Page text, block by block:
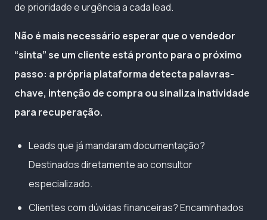
de prioridade e urgência a cada lead.
Não é mais necessário esperar que o vendedor
“sinta” se um cliente está pronto para o próximo
passo: a própria plataforma detecta palavras-
chave, intenção de compra ou sinaliza inatividade
para recuperação.
Leads que já mandaram documentação?
Destinados diretamente ao consultor
especializado.
Clientes com dúvidas financeiras? Encaminhados